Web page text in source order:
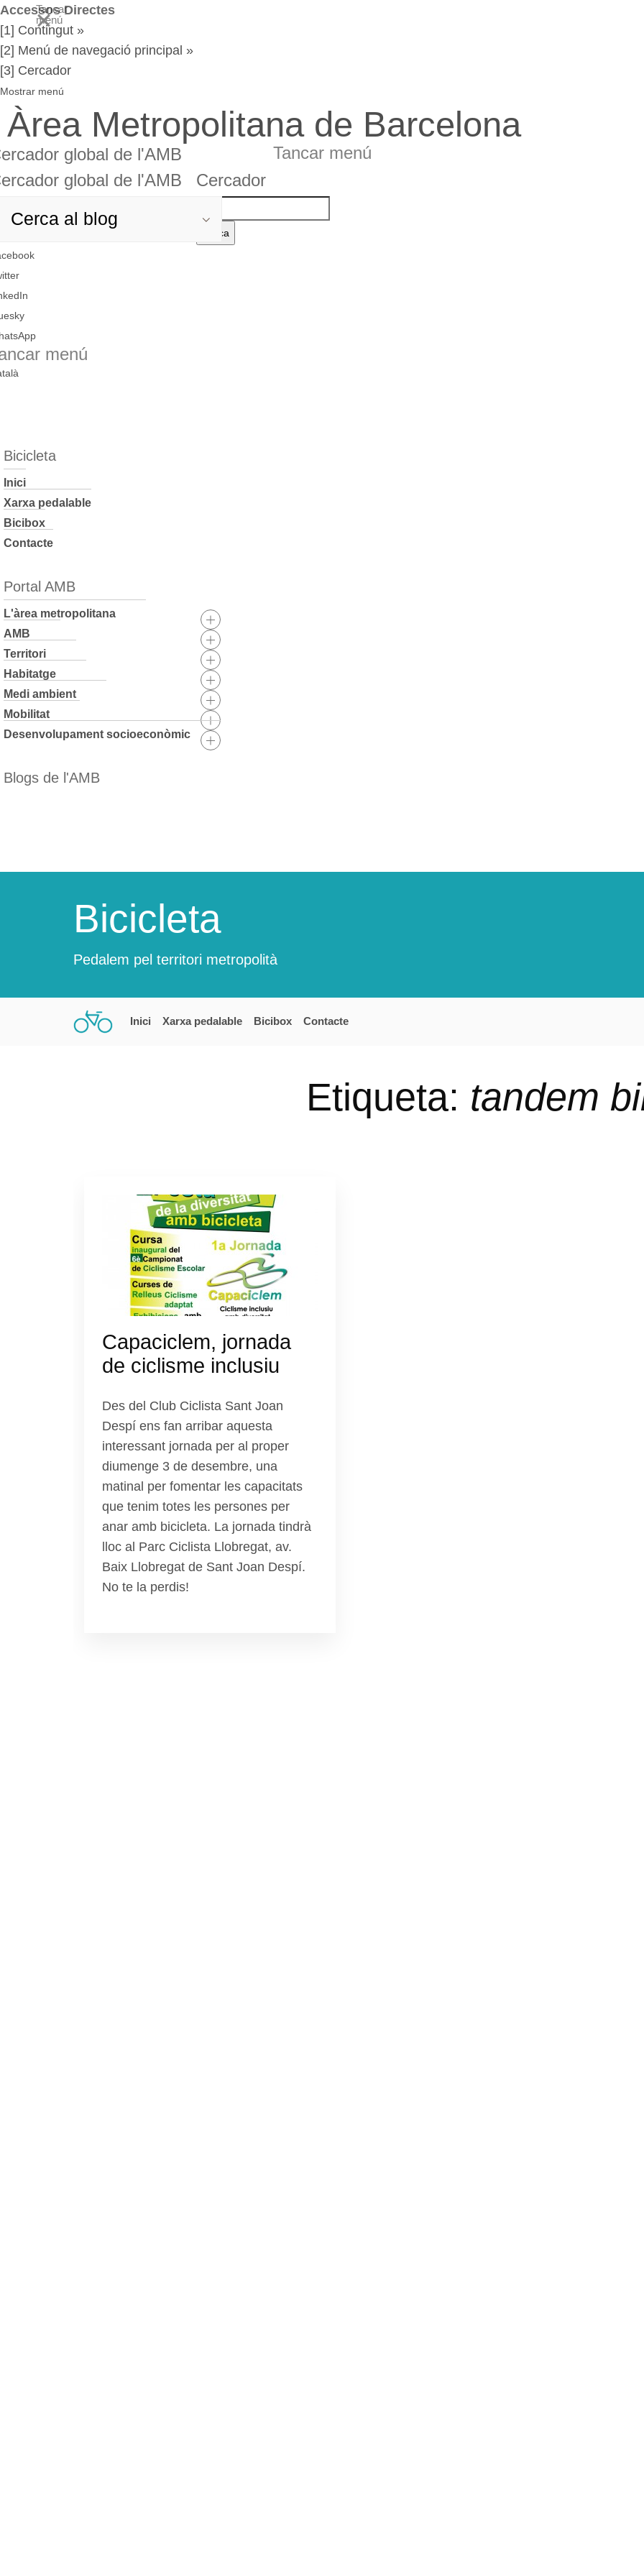
Accessos Directes
[1] Contingut »
[2] Menú de navegació principal »
[3] Cercador
Mostrar menú
Àrea Metropolitana de Barcelona
Tancar menú
global de l'AMB
global de l'AMB
Cercador
Cerca
menú
Tancar
menú
Bicicleta
Inici
Xarxa pedalable
Bicibox
Contacte
Portal AMB
L'àrea metropolitana
AMB
Territori
Habitatge
Medi ambient
Mobilitat
Desenvolupament socioeconòmic
Blogs de l'AMB
content
Bicicleta
Pedalem pel territori metropolità
Inici Xarxa pedalable Bicibox Contacte
Etiqueta: tandem
Capaciclem, jornada
de ciclisme inclusiu
Des del Club Ciclista Sant Joan
Despí ens fan arribar aquesta
interessant jornada per al proper
diumenge 3 de desembre, una
matinal per fomentar les capacitats
que tenim totes les persones per
anar amb bicicleta. La jornada tindrà
lloc al Parc Ciclista Llobregat, av.
Baix Llobregat de Sant Joan Despí.
No te la perdis!